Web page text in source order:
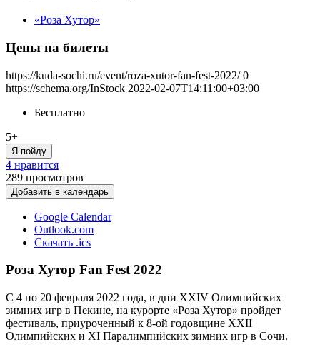
«Роза Хутор»
Цены на билеты
https://kuda-sochi.ru/event/roza-xutor-fan-fest-2022/ 0
https://schema.org/InStock 2022-02-07T14:11:00+03:00
Бесплатно
5+
Я пойду
4 нравится
289 просмотров
Добавить в календарь
Google Calendar
Outlook.com
Скачать .ics
Роза Хутор Fan Fest 2022
С 4 по 20 февраля 2022 года, в дни XXIV Олимпийских
зимних игр в Пекине, на курорте «Роза Хутор» пройдет
фестиваль, приуроченный к 8-ой годовщине XXII
Олимпийских и XI Паралимпийских зимних игр в Сочи.